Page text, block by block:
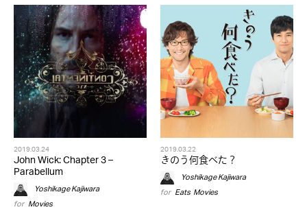
2019.03.24
John Wick: Chapter 3 –
Parabellum
Yoshikage Kajiwara
for Movies
2019.03.22
きのう何食べた？
Yoshikage Kajiwara
for Eats,Movies